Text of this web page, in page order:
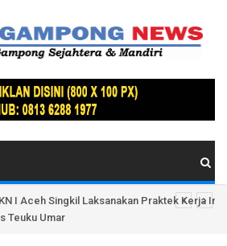
I Aceh Singkil Laksanakan Praktek Kerja
Teuku Umar